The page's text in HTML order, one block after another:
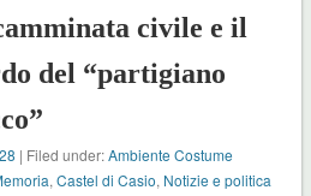
civile e il
del “partigiano
| Filed under:Ambiente Costume
,Castel di Casio, Notizie e politica